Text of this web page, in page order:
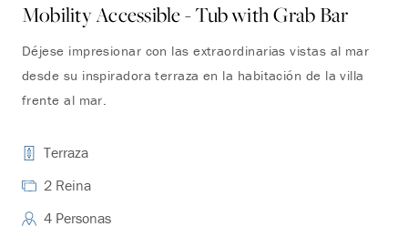
Mobility Accessible - Tub with Grab Bar
Déjese impresionar con las extraordinarias vistas al mar
desde su inspiradora terraza en la habitación de la villa
frente al mar.
Terraza
2 Reina
4 Personas